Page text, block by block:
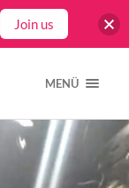
MENÜ
Join us